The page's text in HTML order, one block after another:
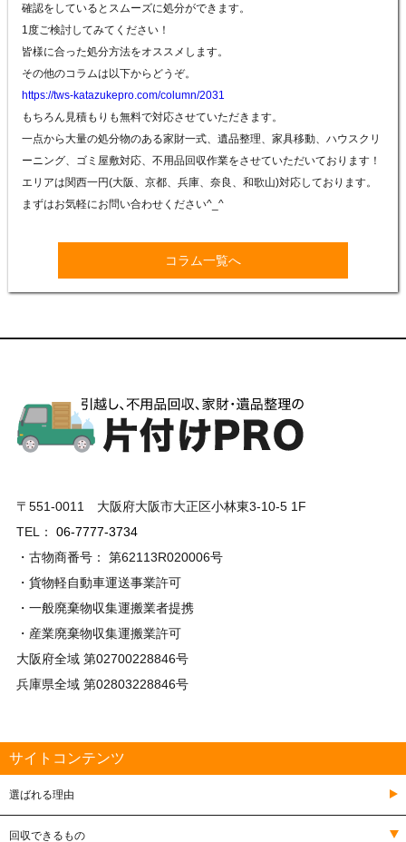
確認をしているとスムーズに処分ができます。
1度ご検討してみてください！
皆様に合った処分方法をオススメします。
その他のコラムは以下からどうぞ。
https://tws-katazukepro.com/column/2031
もちろん見積もりも無料で対応させていただきます。
一点から大量の処分物のある家財一式、遺品整理、家具移動、ハウスクリ
ーニング、ゴミ屋敷対応、不用品回収作業をさせていただいております！
エリアは関西一円(大阪、京都、兵庫、奈良、和歌山)対応しております。
まずはお気軽にお問い合わせください^_^
コラム一覧へ
〒551-0011 大阪府大阪市大正区小林東3-10-5 1F
TEL： 06-7777-3734
・古物商番号： 第62113R020006号
・貨物軽自動車運送事業許可
・一般廃棄物収集運搬業者提携
・産業廃棄物収集運搬業許可
大阪府全域 第02700228846号
兵庫県全域 第02803228846号
サイトコンテンツ
選ばれる理由
回収できるもの